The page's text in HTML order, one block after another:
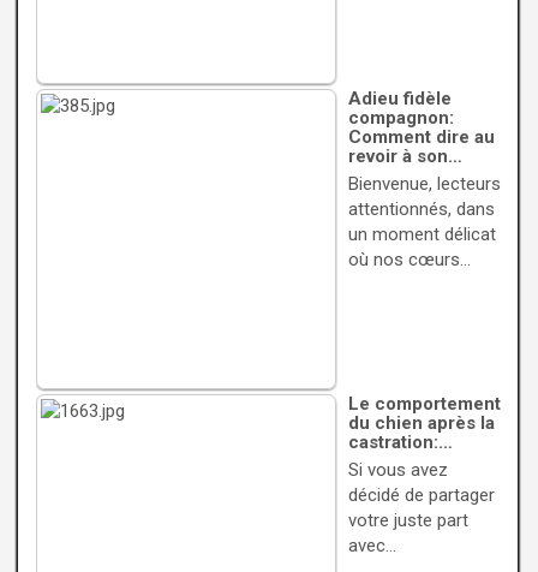
Adieu fidèle
compagnon:
Comment dire au
revoir à son…
Bienvenue, lecteurs
attentionnés, dans
un moment délicat
où nos cœurs…
Le comportement
du chien après la
castration:…
Si vous avez
décidé de partager
votre juste part
avec…